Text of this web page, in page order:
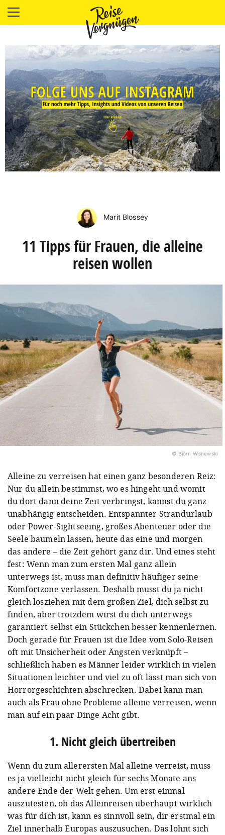
LÄNDER
UNTERKÜNFTE
FOOD
PLANUNG
OUTDOOR
Marit Blossey
11 Tipps für Frauen, die alleine
reisen wollen
© Björn Wisnewski
Alleine zu verreisen hat einen ganz besonderen Reiz:
Nur du allein bestimmst, wo es hingeht und womit
du dort dann deine Zeit verbringst, kannst du ganz
unabhängig entscheiden. Entspannter Strandurlaub
oder Power-Sightseeing, großes Abenteuer oder die
Seele baumeln lassen, heute das eine und morgen
das andere – die Zeit gehört ganz dir. Und eines steht
fest: Wenn man zum ersten Mal ganz allein
unterwegs ist, muss man definitiv häufiger seine
Komfortzone verlassen. Deshalb musst du ja nicht
gleich losziehen mit dem großen Ziel, dich selbst zu
finden, aber trotzdem wirst du dich unterwegs
garantiert selbst ein Stückchen besser kennenlernen.
Doch gerade für Frauen ist die Idee vom Solo-Reisen
oft mit Unsicherheit oder Ängsten verknüpft –
schließlich haben es Männer leider wirklich in vielen
Situationen leichter und viel zu oft lässt man sich von
Horrorgeschichten abschrecken. Dabei kann man
auch als Frau ohne Probleme alleine verreisen, wenn
man auf ein paar Dinge Acht gibt.
1. Nicht gleich übertreiben
Wenn du zum allerersten Mal alleine verreist, muss
es ja vielleicht nicht gleich für sechs Monate ans
andere Ende der Welt gehen. Um erst einmal
auszutesten, ob das Alleinreisen überhaupt wirklich
was für dich ist, kann es sinnvoll sein, dir erstmal ein
Ziel innerhalb Europas auszusuchen. Das lohnt sich